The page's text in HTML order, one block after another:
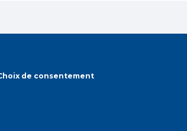
de consentement